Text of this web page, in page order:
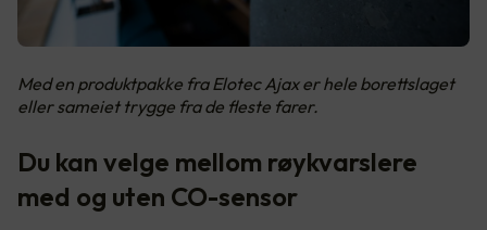
Med en produktpakke fra Elotec Ajax er hele borettslaget
eller sameiet trygge fra de fleste farer.
Du kan velge mellom røykvarslere
med og uten CO-sensor